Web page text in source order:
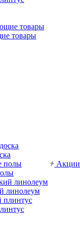
товары
линолеум
Акции